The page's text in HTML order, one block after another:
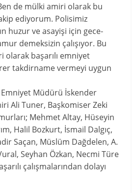
de mülki amiri olarak bu
ediyorum. Polisimiz
huzur ve asayişi için gece-
demeksizin çalışıyor. Bu
olarak başarılı emniyet
takdirname vermeyi uygun
Müdürü İskender
Ali Tuner, Başkomiser Zeki
Mehmet Altay, Hüseyin
Halil Bozkurt, İsmail Dalgıç,
Saçan, Müslüm Dağdelen, A.
Seyhan Özkan, Necmi Türe
çalışmalarından dolayı